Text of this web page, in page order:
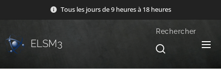
Tous les jours de 9 heures à 18 heures
ELSM3
Rechercher